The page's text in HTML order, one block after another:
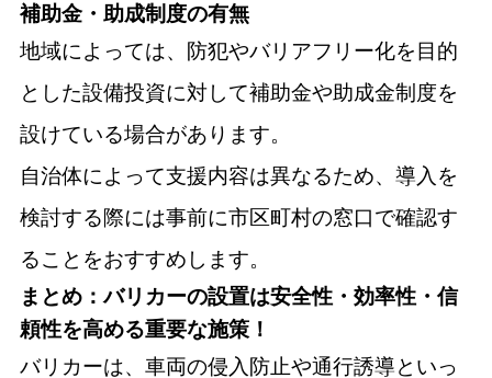
補助金・助成制度の有無
地域によっては、防犯やバリアフリー化を目的
とした設備投資に対して補助金や助成金制度を
設けている場合があります。
自治体によって支援内容は異なるため、導入を
検討する際には事前に市区町村の窓口で確認す
ることをおすすめします。
まとめ：バリカーの設置は安全性・効率性・信
頼性を高める重要な施策！
バリカーは、車両の侵入防止や通行誘導といっ